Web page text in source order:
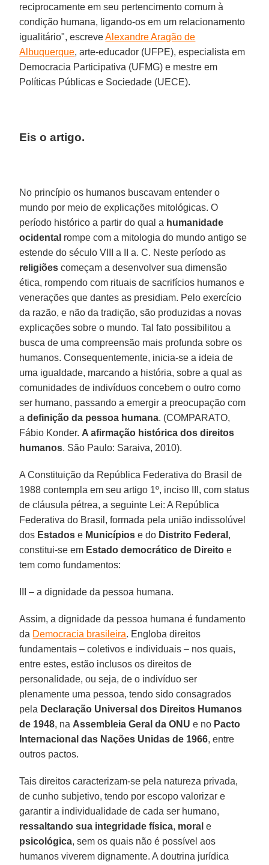
reciprocamente em seu pertencimento comum à
condição humana, ligando-os em um relacionamento
igualitário", escreveAlexandre Aragão de
Albuquerque, arte-educador (UFPE), especialista em
Democracia Participativa (UFMG) e mestre em
Políticas Públicas e Sociedade (UECE).
Eis o artigo.
No princípio os humanos buscavam entender o
mundo por meio de explicações mitológicas. O
período histórico a partir do qual a humanidade
ocidental rompe com a mitologia do mundo antigo se
estende do século VIII a II a. C. Neste período as
religiões começam a desenvolver sua dimensão
ética, rompendo com rituais de sacrifícios humanos e
venerações que dantes as presidiam. Pelo exercício
da razão, e não da tradição, são produzidas a novas
explicações sobre o mundo. Tal fato possibilitou a
busca de uma compreensão mais profunda sobre os
humanos. Consequentemente, inicia-se a ideia de
uma igualdade, marcando a história, sobre a qual as
comunidades de indivíduos concebem o outro como
ser humano, passando a emergir a preocupação com
a definição da pessoa humana. (COMPARATO,
Fábio Konder. A afirmação histórica dos direitos
humanos. São Paulo: Saraiva, 2010).
A Constituição da República Federativa do Brasil de
1988 contempla em seu artigo 1º, inciso III, com status
de cláusula pétrea, a seguinte Lei: A República
Federativa do Brasil, formada pela união indissolúvel
dos Estados e Municípios e do Distrito Federal ,
constitui-se em Estado democrático de Direito e
tem como fundamentos:
III – a dignidade da pessoa humana.
Assim, a dignidade da pessoa humana é fundamento
da Democracia brasileira. Engloba direitos
fundamentais – coletivos e individuais – nos quais,
entre estes, estão inclusos os direitos de
personalidade, ou seja, de o indivíduo ser
plenamente uma pessoa, tendo sido consagrados
pela Declaração Universal dos Direitos Humanos
de 1948, na Assembleia Geral da ONU e no Pacto
Internacional das Nações Unidas de 1966, entre
outros pactos.
Tais direitos caracterizam-se pela natureza privada,
de cunho subjetivo, tendo por escopo valorizar e
garantir a individualidade de cada ser humano,
ressaltando sua integridade física, moral e
psicológica, sem os quais não é possível aos
humanos viverem dignamente. A doutrina jurídica